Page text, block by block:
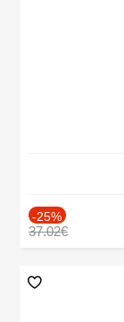
-25%
37.02€